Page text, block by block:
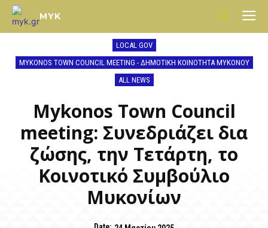
MYK
LOCAL GOV
MYKONOS TOWN COUNCIL MEETING - ΔΗΜΟΤΙΚΉ ΚΟΙΝΌΤΗΤΑ ΜΥΚΌΝΟΥ
ALL NEWS
Mykonos Town Council
meeting: Συνεδριάζει δια
ζώσης, την Τετάρτη, το
Κοινοτικό Συμβούλιο
Μυκονίων